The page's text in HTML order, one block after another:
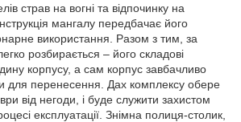
страв на вогні та відпочинку на
мангалу передбачає його
використання. Разом з тим, за
розбирається – його складові
корпусу, а сам корпус завбачливо
для перенесення. Дах комплексу обере
від негоди, і буде служити захистом
експлуатації. Знімна полиця-столик,